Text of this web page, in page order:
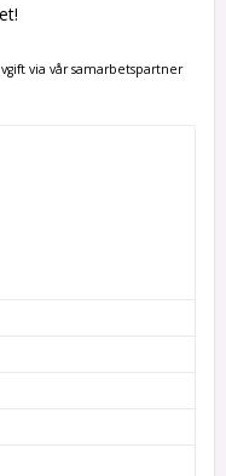
via vår samarbetspartner